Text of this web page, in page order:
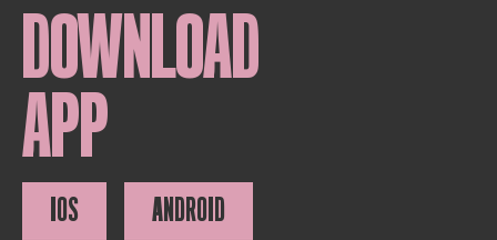
DOWNLOAD
APP
IOS ANDROID